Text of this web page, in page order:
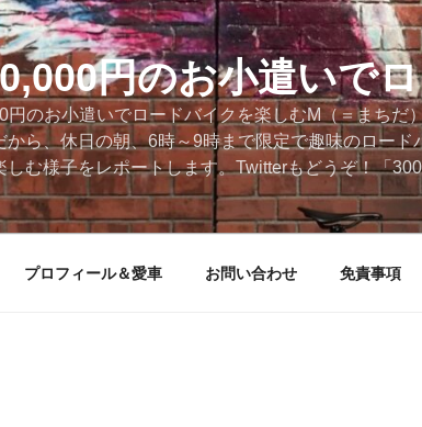
円のお小遣いで
円のお小遣いでロードバイクを楽しむM（＝まち
から、休日の朝、6時～9時まで限定で趣味のロー
しむ様子をレポートします。Twitterもどうぞ！「
プロフィール＆愛車 お問い合わせ 免責事項